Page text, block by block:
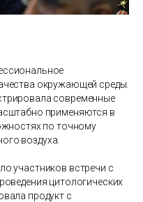
окружающей среды.
современные
применяются в
по точному
воздуха.
участников встречи с
цитологических
продукт с